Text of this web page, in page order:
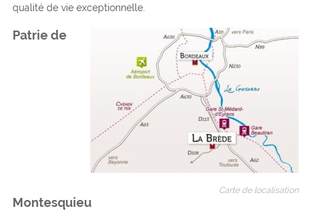
qualité de vie exceptionnelle.
Carte de localisation
Patrie de
Montesquieu